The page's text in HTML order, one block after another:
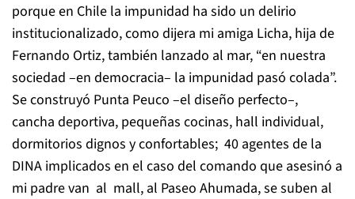
porque en Chile la impunidad ha sido un delirio
institucionalizado, como dijera mi amiga Licha, hija de
Fernando Ortiz, también lanzado al mar, “en nuestra
sociedad –en democracia– la impunidad pasó colada”.
Se construyó Punta Peuco –el diseño perfecto–,
cancha deportiva, pequeñas cocinas, hall individual,
dormitorios dignos y confortables; 40 agentes de la
DINA implicados en el caso del comando que asesinó a
mi padre van al mall, al Paseo Ahumada, se suben al